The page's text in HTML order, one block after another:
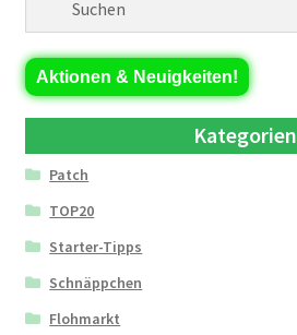
Aktionen & Neuigkeiten!
Kategorien
Patch
TOP20
Starter-Tipps
Schnäppchen
Flohmarkt